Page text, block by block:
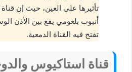
تأثيرها على العين، حيث إن
أنبوب بلعومي يقع بين الأذن
تفتح فيه القناة الدمعية.
قناة استاكيوس